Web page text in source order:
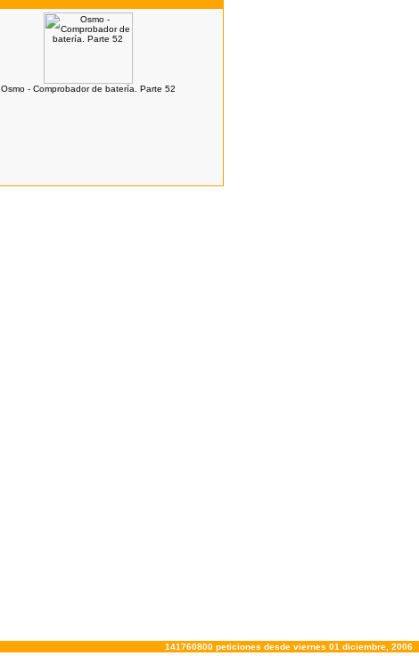
Osmo - Comprobador de batería. Parte 52
141760800 peticiones desde viernes 01 diciembre, 2006